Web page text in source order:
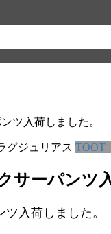
ツ入荷しました。
グジュリアス TOOT
サーパンツ
入荷しました。